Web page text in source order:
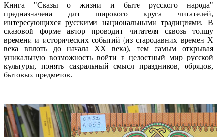
Книга "Сказы о жизни и быте русского народа"
предназначена для широкого круга читателей,
интересующихся русскими национальными традициями. В
сказовой форме автор проводит читателя сквозь толщу
времени и исторических событий (из стародавних времен X
века вплоть до начала XX века), тем самым открывая
уникальную возможность войти в целостный мир русской
культуры, понять сакральный смысл праздников, обрядов,
бытовых предметов.